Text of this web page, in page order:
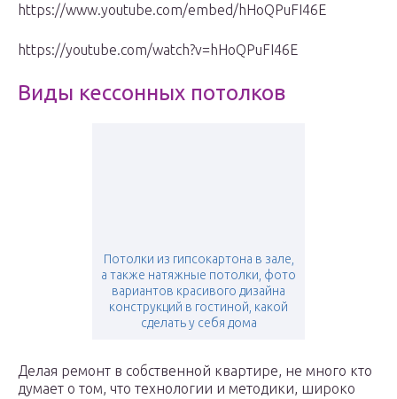
https://www.youtube.com/embed/hHoQPuFI46E
https://youtube.com/watch?v=hHoQPuFI46E
Виды кессонных потолков
Потолки из гипсокартона в зале,
а также натяжные потолки, фото
вариантов красивого дизайна
конструкций в гостиной, какой
сделать у себя дома
Делая ремонт в собственной квартире, не много кто
думает о том, что технологии и методики, широко